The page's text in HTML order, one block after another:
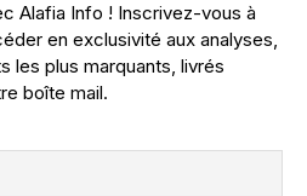
Alafia Info ! Inscrivez-vous à
en exclusivité aux analyses,
les plus marquants, livrés
boîte mail.